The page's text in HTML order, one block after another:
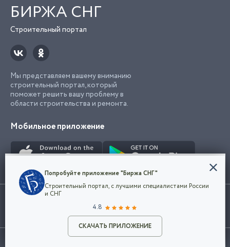
Разместить объявление
БИРЖА СНГ
Строительный портал
Мы представляем вашему вниманию
строительный портал, который
поможет решить вашу проблему в
области строительства и ремонта.
Мобильное приложение
Использование сайта, в том числе подача объявлений, означает
марки представленные на сайте являются собственностью их
©2026Биржа СНГ
Конфиденциальность
Мы используем файлы cookie, чтобы сделать
наш сайт удобным для каждого
Политикой конфиденциальности компании
и принимаете условия использования cookie.
Попробуйте приложение "Биржа СНГ"
Строительный портал, с лучшими специалистами России
и СНГ
4.8
СКАЧАТЬ ПРИЛОЖЕНИЕ